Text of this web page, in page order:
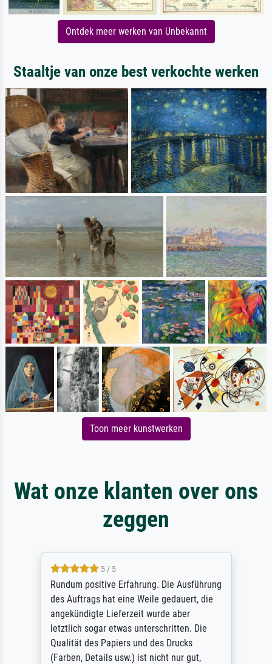
Ontdek meer werken van Unbekannt
Staaltje van onze best verkochte werken
Toon meer kunstwerken
Wat onze klanten over ons
zeggen
5 / 5
Rundum positive Erfahrung. Die Ausführung
des Auftrags hat eine Weile gedauert, die
angekündigte Lieferzeit wurde aber
letztlich sogar etwas unterschritten. Die
Qualität des Papiers und des Drucks
(Farben, Details usw.) ist nicht nur gut,